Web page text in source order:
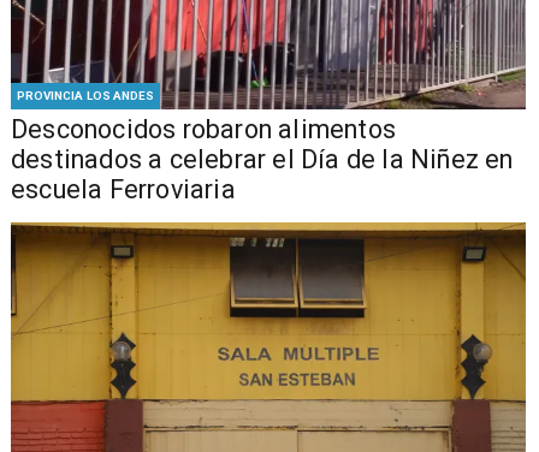
PROVINCIA LOS ANDES
Desconocidos robaron alimentos
destinados a celebrar el Día de la Niñez en
escuela Ferroviaria